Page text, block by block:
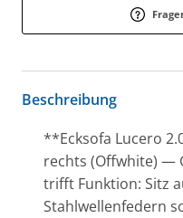
Beschreibung
**Ecksofa Lucero
rechts (Offwhite) —
trifft Funktion: Sitz
Stahlwellenfedern